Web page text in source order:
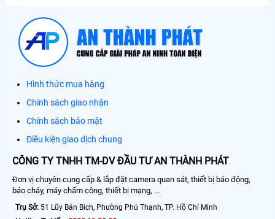
Hình thức mua hàng
Chính sách giao nhận
Chính sách bảo mật
Điều kiện giao dịch chung
CÔNG TY TNHH TM-DV ĐẦU TƯ AN THÀNH PHÁT
Đơn vị chuyên cung cấp & lắp đặt camera quan sát, thiết bị báo động,
báo cháy, máy chấm công, thiết bị mạng, ...
Trụ Sở: 51 Lũy Bán Bích, Phường Phú Thạnh, TP. Hồ Chí Minh